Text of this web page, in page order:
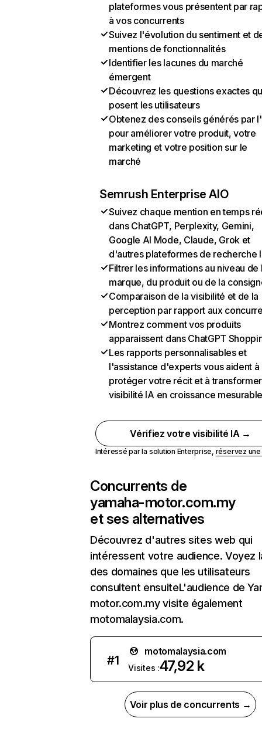
plateformes vous présentent par
à vos concurrents
Suivez l'évolution du sentiment et
mentions de fonctionnalités
Identifier les lacunes du marché
émergent
Découvrez les questions exactes
posent les utilisateurs
Obtenez des conseils générés par
pour améliorer votre produit, votre
marketing et votre position sur le
marché
Semrush Enterprise AIO
Suivez chaque mention en temps
dans ChatGPT, Perplexity, Gemini,
Google AI Mode, Claude, Grok et
d'autres plateformes de recherche
Filtrer les informations au niveau de
marque, du produit ou de la
Comparaison de la visibilité et de la
perception par rapport aux
Montrez comment vos produits
apparaissent dans ChatGPT
Les rapports personnalisables et
l'assistance d'experts vous aident à
protéger votre récit et à
visibilité IA en croissance
Vérifiez votre visibilité IA →
Intéressé par la solution Enterprise, réservez
Concurrents de
yamaha-motor.com.my
et ses alternatives
Découvrez d'autres sites web qui
intéressent votre audience. Voyez
des domaines que les utilisateurs
consultent ensuiteL'audience de
motor.com.my visite également
motomalaysia.com.
#1
motomalaysia.com
Visites :47,92 k
Voir plus de concurrents →